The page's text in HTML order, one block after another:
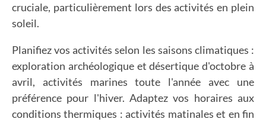
cruciale, particulièrement lors des activités en plein
soleil.
Planifiez vos activités selon les saisons climatiques :
exploration archéologique et désertique d'octobre à
avril, activités marines toute l'année avec une
préférence pour l'hiver. Adaptez vos horaires aux
conditions thermiques : activités matinales et en fin